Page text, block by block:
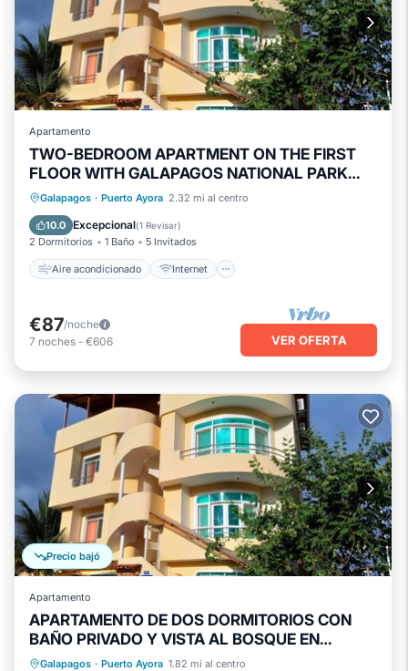
Apartamento
TWO-BEDROOM APARTMENT ON THE FIRST
FLOOR WITH GALAPAGOS NATIONAL PARK
VIEW
Galapagos · Puerto Ayora 2.32 mi al centro
10.0 Excepcional(1 Revisar)
2 Dormitorios 1 Baño 5 Invitados
Aire acondicionado Internet
Aire acondicionado
Internet
Apto para niños
€87/noche
7 noches - €606 VER OFERTA
Precio bajó
Apartamento
APARTAMENTO DE DOS DORMITORIOS CON
BAÑO PRIVADO Y VISTA AL BOSQUE EN
PLANTA BAJA
Galapagos · Puerto Ayora 1.82 mi al centro
Aparcamiento
Cocina